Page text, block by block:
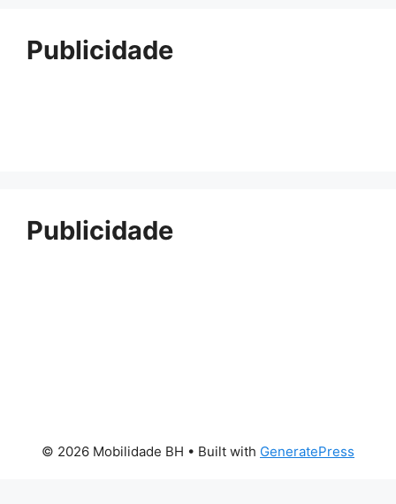
Publicidade
Publicidade
© 2026 Mobilidade BH • Built with GeneratePress